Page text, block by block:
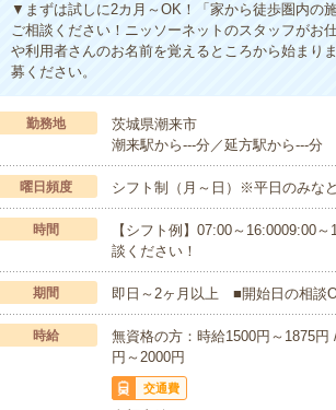
▼まずは試しに2カ月～OK！「家から徒歩圏内の
ご相談ください！ニッソーネットのスタッフがお
や利用者さんのお名前を覚えるところから始まり
募ください。
勤務地
茨城県潮来市
潮来駅から---分／延方駅から---分
曜日頻度 シフト制（月～日）※平日のみな
時間
【シフト例】07:00～16:0009:00
談ください！
期間 即日～2ヶ月以上 ■開始日の相談
時給
無資格の方：時給1500円～1875
円～2000円
交通費